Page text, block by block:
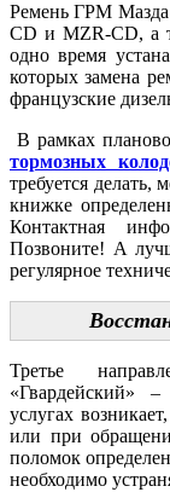
Ремень ГРМ Мазда
CD и MZR-CD, а
одно время
которых замена
французские
В рамках
тормозных
требуется делать,
книжке
Контактная
Позвоните! А
регулярное
Третье
«Гвардейский»
услугах
или при
поломок
необходимо